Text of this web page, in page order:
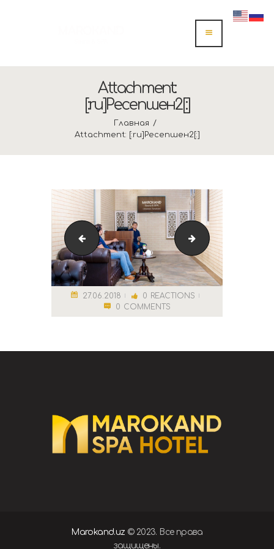
Attachment:
[:ru]Ресепшен2[:]
Главная
Attachment: [:ru]Ресепшен2[:]
[:ru]Ресепшен[:] [:ru]Тайский
27.06.2018 0 REACTIONS
0 COMMENTS
Marokand.uz © 2023. Все права
защищены.